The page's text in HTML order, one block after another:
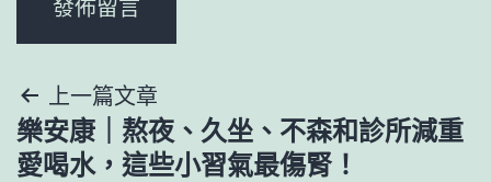
文
章
上一篇文章
樂安康｜熬夜、久坐、不森和診所減重
愛喝水，這些小習氣最傷腎！